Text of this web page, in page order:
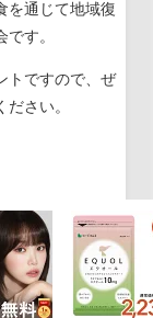
を通じて地域復
す。
トですので、ぜ
さい。